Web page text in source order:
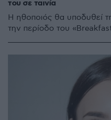
του σε ταινία
Η ηθοποιός θα υποδυθεί
την περίοδο του